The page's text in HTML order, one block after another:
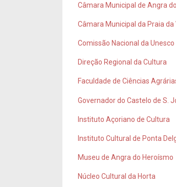
Câmara Municipal de Angra
Câmara Municipal da Praia da
Comissão Nacional da Unesco
Direção Regional da Cultura
Faculdade de Ciências
Governador do Castelo de S.
Instituto Açoriano de Cultura
Instituto Cultural de Ponta
Museu de Angra do Heroísmo
Núcleo Cultural da Horta